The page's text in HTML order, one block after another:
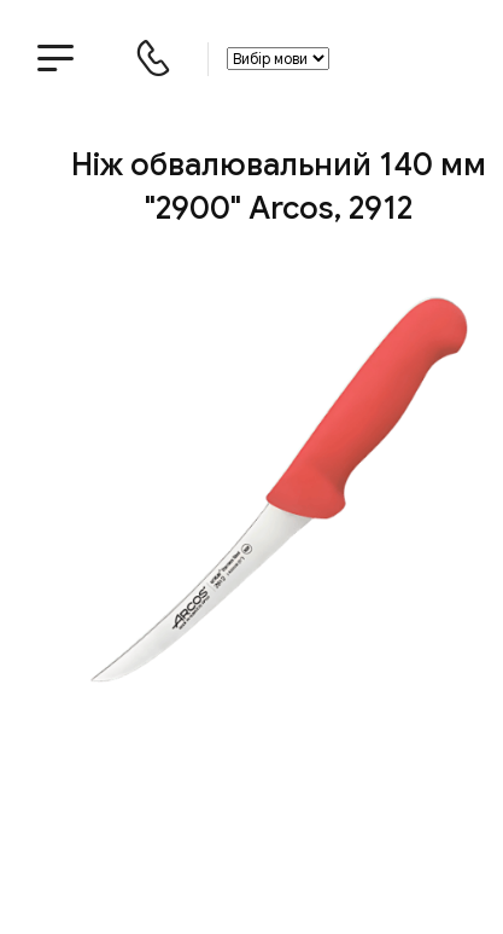
Ніж обвалювальний 140 мм
"2900" Arcos, 2912